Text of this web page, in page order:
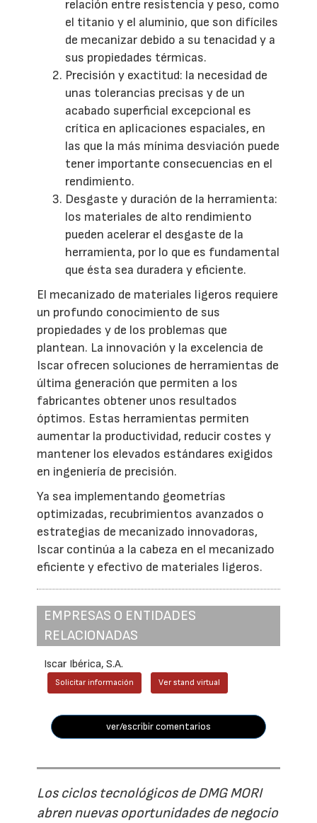
relación entre resistencia y peso, como
el titanio y el aluminio, que son difíciles
de mecanizar debido a su tenacidad y a
sus propiedades térmicas.
Precisión y exactitud: la necesidad de
unas tolerancias precisas y de un
acabado superficial excepcional es
crítica en aplicaciones espaciales, en
las que la más mínima desviación puede
tener importante consecuencias en el
rendimiento.
Desgaste y duración de la herramienta:
los materiales de alto rendimiento
pueden acelerar el desgaste de la
herramienta, por lo que es fundamental
que ésta sea duradera y eficiente.
El mecanizado de materiales ligeros requiere
un profundo conocimiento de sus
propiedades y de los problemas que
plantean. La innovación y la excelencia de
Iscar ofrecen soluciones de herramientas de
última generación que permiten a los
fabricantes obtener unos resultados
óptimos. Estas herramientas permiten
aumentar la productividad, reducir costes y
mantener los elevados estándares exigidos
en ingeniería de precisión.
Ya sea implementando geometrías
optimizadas, recubrimientos avanzados o
estrategias de mecanizado innovadoras,
Iscar continúa a la cabeza en el mecanizado
eficiente y efectivo de materiales ligeros.
EMPRESAS O ENTIDADES
RELACIONADAS
Iscar Ibérica, S.A.
Solicitar información Ver stand virtual
ver/escribir comentarios
Los ciclos tecnológicos de DMG MORI
abren nuevas oportunidades de negocio